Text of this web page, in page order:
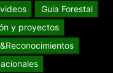
Guia Forestal
y proyectos